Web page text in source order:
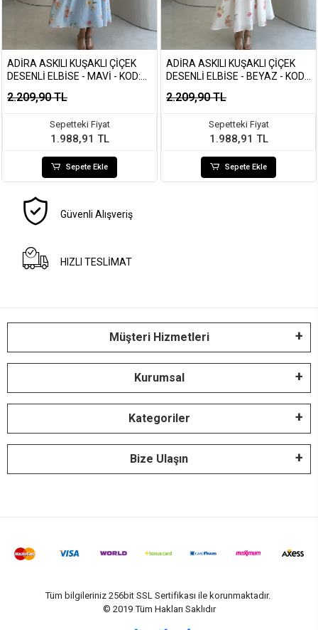
ADIRA ASKILI KUŞAKLI ÇIÇEK
DESENLI ELBISE - MAVI - KOD:
2.209,90 TL
Sepetteki Fiyat
1.988,91 TL
Sepete Ekle
ADIRA ASKILI KUŞAKLI ÇIÇEK
DESENLI ELBISE - BEYAZ - KOD:
2.209,90 TL
Sepetteki Fiyat
1.988,91 TL
Sepete Ekle
Güvenli Alışveriş
HIZLI TESLİMAT
Müşteri Hizmetleri
Kurumsal
Kategoriler
Bize Ulaşın
Tüm bilgileriniz 256bit SSL Sertifikası ile korunmaktadır.
© 2019 Tüm Hakları Saklıdır